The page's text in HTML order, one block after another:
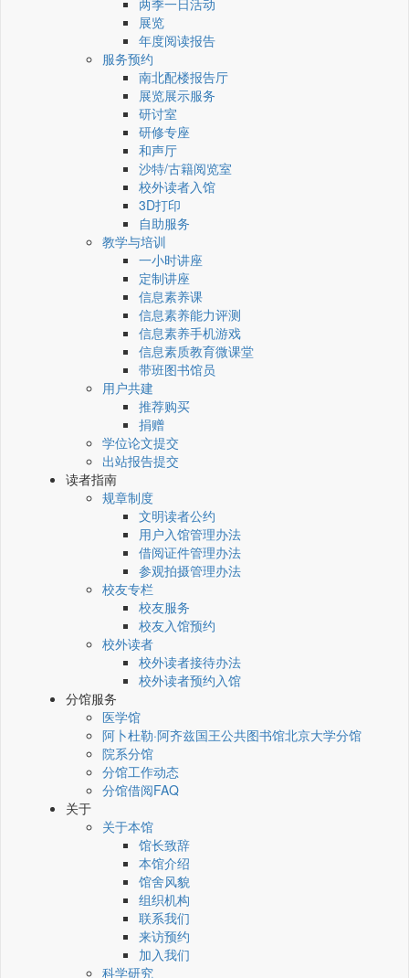
两季一日活动
展览
年度阅读报告
服务预约
南北配楼报告厅
展览展示服务
研讨室
研修专座
和声厅
沙特/古籍阅览室
校外读者入馆
3D打印
自助服务
教学与培训
一小时讲座
定制讲座
信息素养课
信息素养能力评测
信息素养手机游戏
信息素质教育微课堂
带班图书馆员
用户共建
推荐购买
捐赠
学位论文提交
出站报告提交
读者指南
规章制度
文明读者公约
用户入馆管理办法
借阅证件管理办法
参观拍摄管理办法
校友专栏
校友服务
校友入馆预约
校外读者
校外读者接待办法
校外读者预约入馆
分馆服务
医学馆
阿卜杜勒·阿齐兹国王公共图书馆北京大学分馆
院系分馆
分馆工作动态
分馆借阅FAQ
关于
关于本馆
馆长致辞
本馆介绍
馆舍风貌
组织机构
联系我们
来访预约
加入我们
科学研究